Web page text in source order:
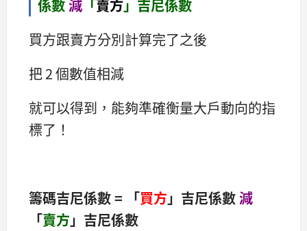
係數減 「賣方」吉尼係數
買方跟賣方分別計算完了之後
把 2 個數值相減
就可以得到，能夠準確衡量大戶動向的指
標了！
籌碼吉尼係數 = 「買方」吉尼係數減
「賣方」吉尼係數